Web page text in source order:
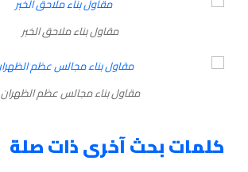
مقاول بناء ملاحق الخبر
مقاول بناء مجالس عظم الظهران
كلمات بحث آخرى ذات صلة